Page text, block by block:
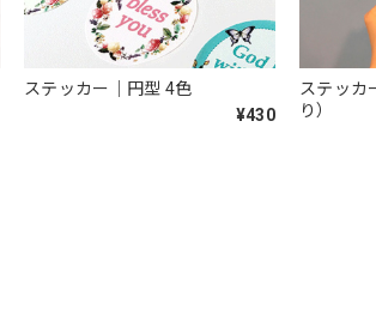
ステッカー｜円型 4色
¥430
ステッカ
り）